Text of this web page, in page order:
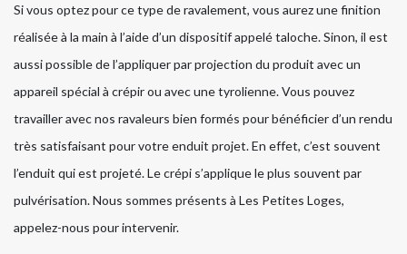
Si vous optez pour ce type de ravalement, vous aurez une finition
réalisée à la main à l’aide d’un dispositif appelé taloche. Sinon, il est
aussi possible de l’appliquer par projection du produit avec un
appareil spécial à crépir ou avec une tyrolienne. Vous pouvez
travailler avec nos ravaleurs bien formés pour bénéficier d’un rendu
très satisfaisant pour votre enduit projet. En effet, c’est souvent
l’enduit qui est projeté. Le crépi s’applique le plus souvent par
pulvérisation. Nous sommes présents à Les Petites Loges,
appelez-nous pour intervenir.